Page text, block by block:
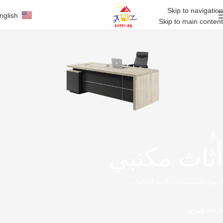
Skip to navigation
Skip to main content